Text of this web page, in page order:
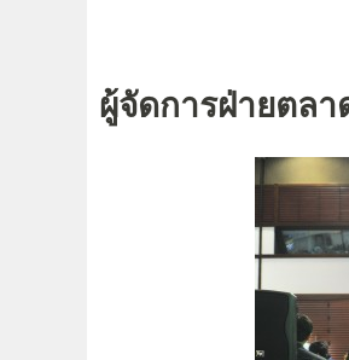
ผู้จัดการฝ่ายตล